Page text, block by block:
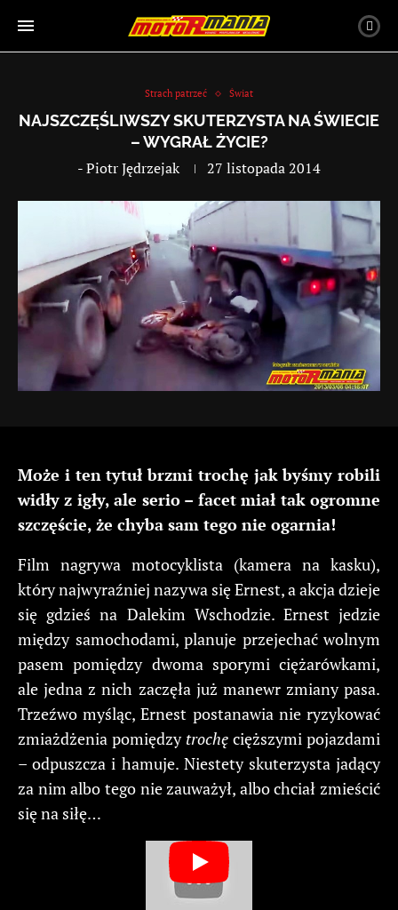
Strach patrzeć Świat
NAJSZCZĘŚLIWSZY SKUTERZYSTA NA ŚWIECIE
– WYGRAŁ ŻYCIE?
-Piotr Jędrzejak 27 listopada 2014
Może i ten tytuł brzmi trochę jak byśmy robili
widły z igły, ale serio – facet miał tak ogromne
szczęście, że chyba sam tego nie ogarnia!
Film nagrywa motocyklista (kamera na kasku),
który najwyraźniej nazywa się Ernest, a akcja dzieje
się gdzieś na Dalekim Wschodzie. Ernest jedzie
między samochodami, planuje przejechać wolnym
pasem pomiędzy dwoma sporymi ciężarówkami,
ale jedna z nich zaczęła już manewr zmiany pasa.
Trzeźwo myśląc, Ernest postanawia nie ryzykować
zmiażdżenia pomiędzy trochę cięższymi pojazdami
– odpuszcza i hamuje. Niestety skuterzysta jadący
za nim albo tego nie zauważył, albo chciał zmieścić
się na siłę…